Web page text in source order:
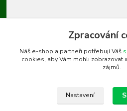
Zpracování
Náš e-shop a partneři potřebují Váš
cookies, aby Vám mohli zobrazovat
zájmů.
Nastavení